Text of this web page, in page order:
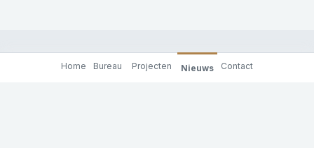
Home Bureau Projecten Nieuws Contact